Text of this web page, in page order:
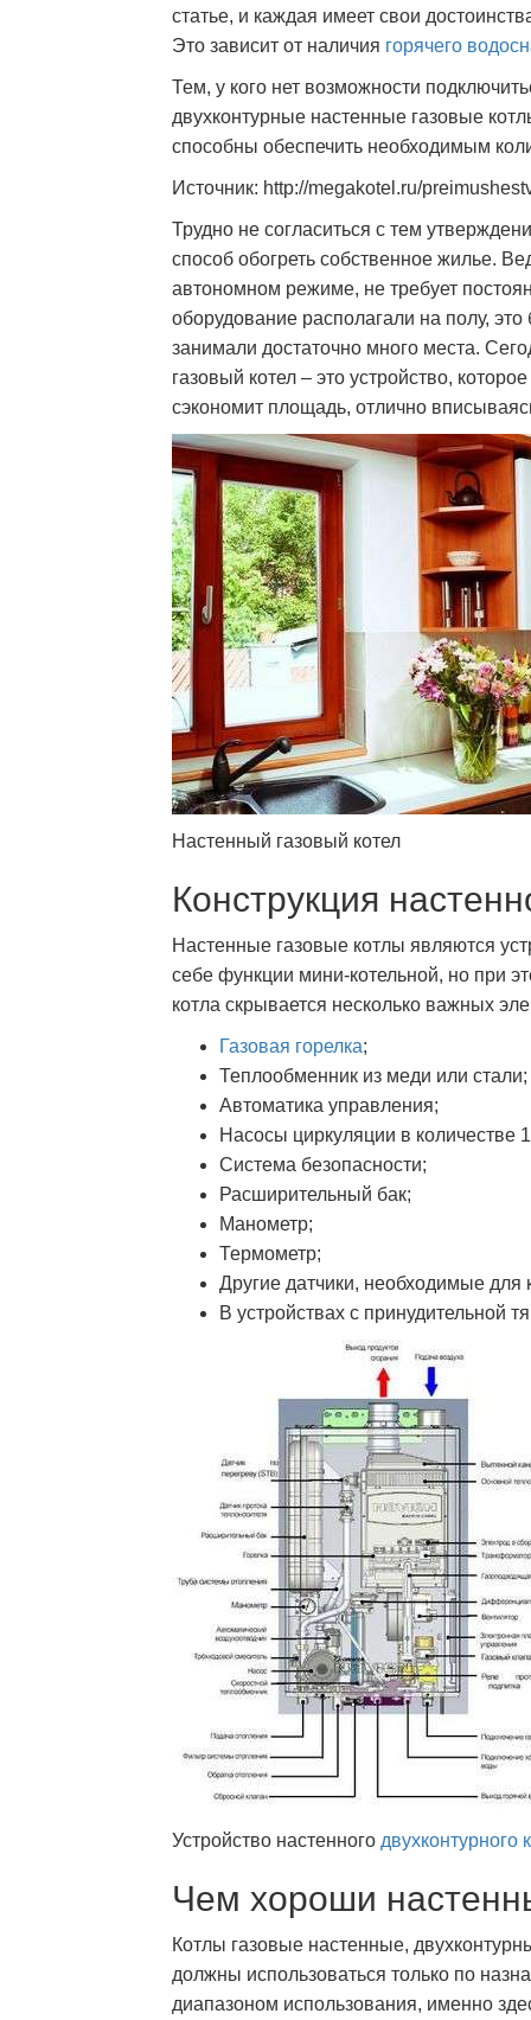
статье, и каждая имеет свои
Это зависит от наличия горячего
Тем, у кого нет возможности
двухконтурные настенные газовые
способны обеспечить необходимым
Источник: http://megakotel.ru/
Трудно не согласиться с тем
способ обогреть собственное жилье.
автономном режиме, не требует
оборудование располагали на полу,
занимали достаточно много места.
газовый котел – это устройство,
сэкономит площадь, отлично
Настенный газовый котел
Конструкция
Настенные газовые котлы являются
себе функции мини-котельной, но при
котла скрывается несколько важных
Газовая горелка;
Теплообменник из меди или стали;
Автоматика управления;
Насосы циркуляции в количестве
Система безопасности;
Расширительный бак;
Манометр;
Термометр;
Другие датчики, необходимые для
В устройствах с принудительной
Устройство настенного двухконтурного
Чем хороши
Котлы газовые настенные,
должны использоваться только по
диапазоном использования, именно